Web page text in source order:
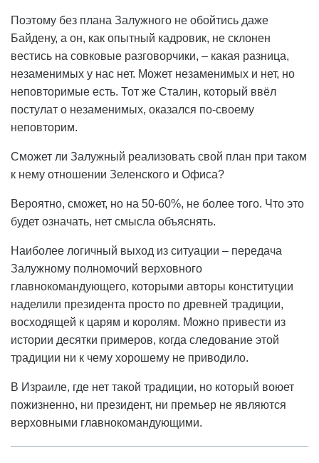
Поэтому без плана Залужного не обойтись даже
Байдену, а он, как опытный кадровик, не склонен
вестись на совковые разговорчики, – какая разница,
незаменимых у нас нет. Может незаменимых и нет, но
неповторимые есть. Тот же Сталин, который ввёл
постулат о незаменимых, оказался по-своему
неповторим.
Сможет ли Залужный реализовать свой план при таком
к нему отношении Зеленского и Офиса?
Вероятно, сможет, но на 50-60%, не более того. Что это
будет означать, нет смысла объяснять.
Наиболее логичный выход из ситуации – передача
Залужному полномочий верховного
главнокомандующего, которыми авторы конституции
наделили президента просто по древней традиции,
восходящей к царям и королям. Можно привести из
истории десятки примеров, когда следование этой
традиции ни к чему хорошему не приводило.
В Израиле, где нет такой традиции, но который воюет
пожизненно, ни президент, ни премьер не являются
верховными главнокомандующими.